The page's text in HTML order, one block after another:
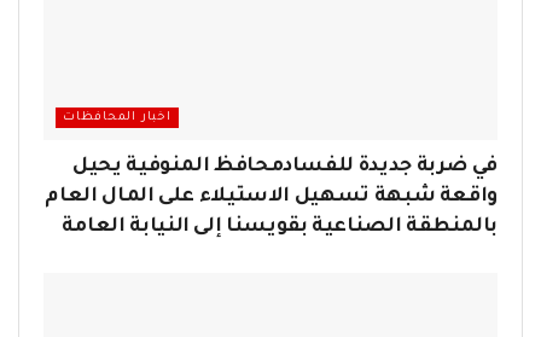
اخبار المحافظات
في ضربة جديدة للفسادمحافظ المنوفية يحيل
واقعة شبهة تسهيل الاستيلاء على المال العام
بالمنطقة الصناعية بقويسنا إلى النيابة العامة